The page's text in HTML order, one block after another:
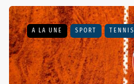
A LA UNE SPORT TENNIS